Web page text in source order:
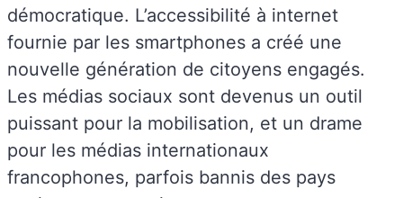
démocratique. L’accessibilité à internet
fournie par les smartphones a créé une
nouvelle génération de citoyens engagés.
Les médias sociaux sont devenus un outil
puissant pour la mobilisation, et un drame
pour les médias internationaux
francophones, parfois bannis des pays